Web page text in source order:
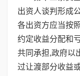
出资人谈判形成
各出资方应当按
约定收益分配和
共同承担,政府以
过让渡部分收益